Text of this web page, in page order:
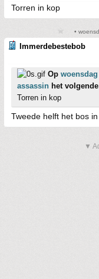
Torren in kop
•
Immerdebestebob
Op
assassin het
Torren in kop
Tweede helft het bos
▼